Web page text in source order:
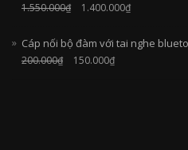
1.550.000₫ 1.400.000₫
Cáp nối bộ đàm với tai nghe
200.000₫ 150.000₫